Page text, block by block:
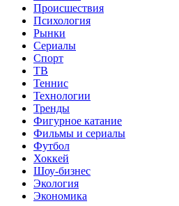
Происшествия
Психология
Рынки
Сериалы
Спорт
ТВ
Теннис
Технологии
Тренды
Фигурное катание
Фильмы и сериалы
Футбол
Хоккей
Шоу-бизнес
Экология
Экономика